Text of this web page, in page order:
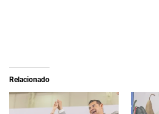
e
b
r
e
e
e
F
Relacionado